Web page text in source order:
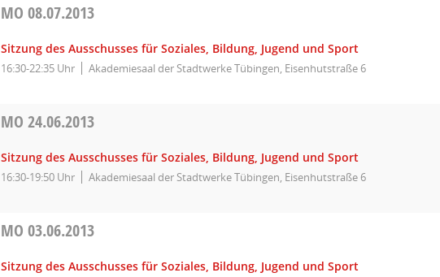
MO08.07.2013
Sitzung des Ausschusses für Soziales, Bildung, Jugend und Sport
16:30-22:35 Uhr Akademiesaal der Stadtwerke Tübingen, Eisenhutstraße 6
MO24.06.2013
Sitzung des Ausschusses für Soziales, Bildung, Jugend und Sport
16:30-19:50 Uhr Akademiesaal der Stadtwerke Tübingen, Eisenhutstraße 6
MO03.06.2013
Sitzung des Ausschusses für Soziales, Bildung, Jugend und Sport